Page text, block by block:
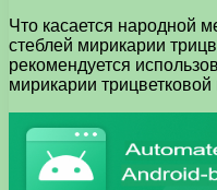
Что касается народной
стеблей мирикарии
рекомендуется
мирикарии